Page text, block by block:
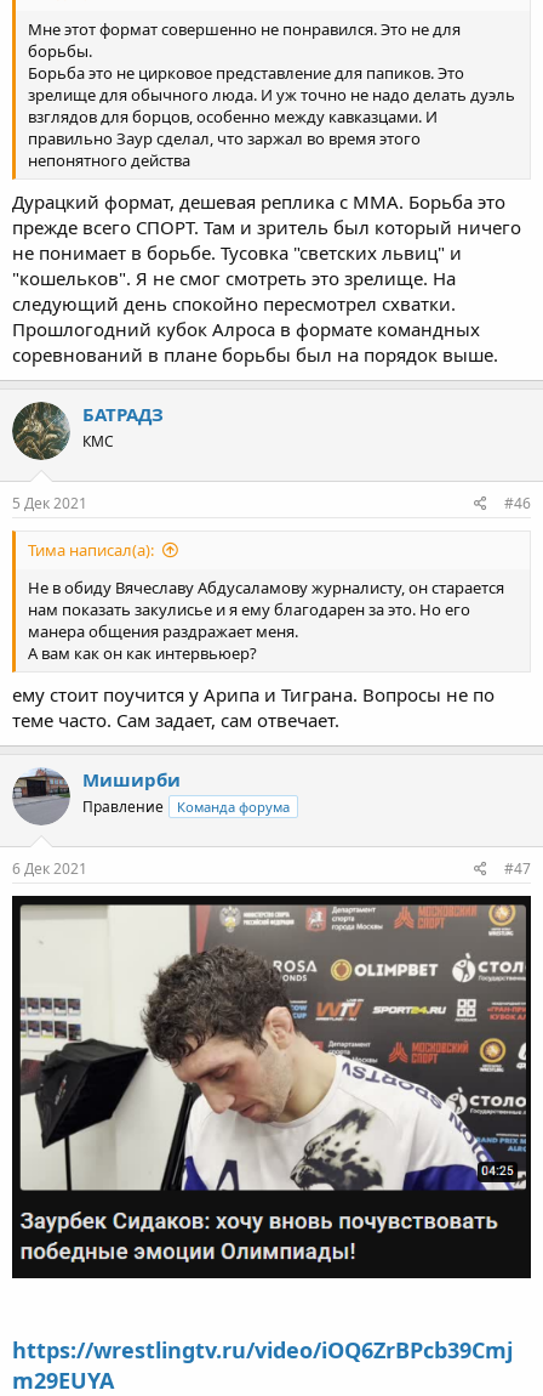
развития мировой борьбы. Сегодня на соревнованиях
присутствовал и министр спорта Олег Матыцин, и президент
Олимпийского комитета России Станислав Поздняков — они
не раз бывали на борьбе, но сегодняшняя подача их
впечатлила. Ведь какую программу мы предложили — схватки
наших двукратных олимпийских победителей, действующих
чемпионов мира, а также повторение олимпийского финала.
Афиша востребованная. А наши чемпионы — это примеры
силы и мужества.
— Возможно ли такой формат встроить в систему
проведения главных соревнований — чемпионата мира и
Олимпийских игр?
— Если говорить объективно, пока что так проводить главные
старты невозможно, но видеть на таких турнирах лучших
борцов мира в тот момент, когда это позволяет календарь —
возможно, и нашим зрителям сегодня этого явно не хватает.
— Если заглянуть в календарь, такие шоу-турниры можно
провдить лишь раз в год. Или чаще?
— Убежден, если нас поддержат спонсоры, федеральные
каналы — мы сделаем это действо системным, и наш зритель
будет иметь возможность видеть наших лучших борцов
крови, у нас не добивают лежачего — у нас тот формат,
не хочет, чтобы их ребенок был таким же сильным и
воспитанным как Абдулрашид Садулаев или Роман Власов?
Мне этот формат совершенно не понравился. Это не для
борьбы.
Борьба это не цирковое представление для папиков. Это
зрелище для обычного люда. И уж точно не надо делать дуэль
взглядов для борцов, особенно между кавказцами. И
правильно Заур сделал, что заржал во время этого
непонятного действа
Дурацкий формат, дешевая реплика с ММА. Борьба это
прежде всего СПОРТ. Там и зритель был который ничего
не понимает в борьбе. Тусовка "светских львиц" и
"кошельков". Я не смог смотреть это зрелище. На
следующий день спокойно пересмотрел схватки.
Прошлогодний кубок Алроса в формате командных
соревнований в плане борьбы был на порядок выше.
БАТРАДЗ
КМС
5 Дек 2021 #46
Тима написал(а):
Не в обиду Вячеславу Абдусаламову журналисту, он старается
нам показать закулисье и я ему благодарен за это. Но его
манера общения раздражает меня.
А вам как он как интервьюер?
ему стоит поучится у Арипа и Тиграна. Вопросы не по
теме часто. Сам задает, сам отвечает.
Миширби
Правление Команда форума
6 Дек 2021 #47
https://wrestlingtv.ru/video/iOQ6ZrBPcb39Cmj
m29EUYA